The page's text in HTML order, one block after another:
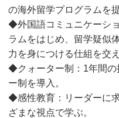
の海外留学プログラムを提
◆外国語コミュニケーシ
ラムをはじめ、留学疑似
力を身につける仕組を交
◆クォーター制：1年間の
ー制を導入。
◆感性教育：リーダーに
ざまな視点で学ぶ。